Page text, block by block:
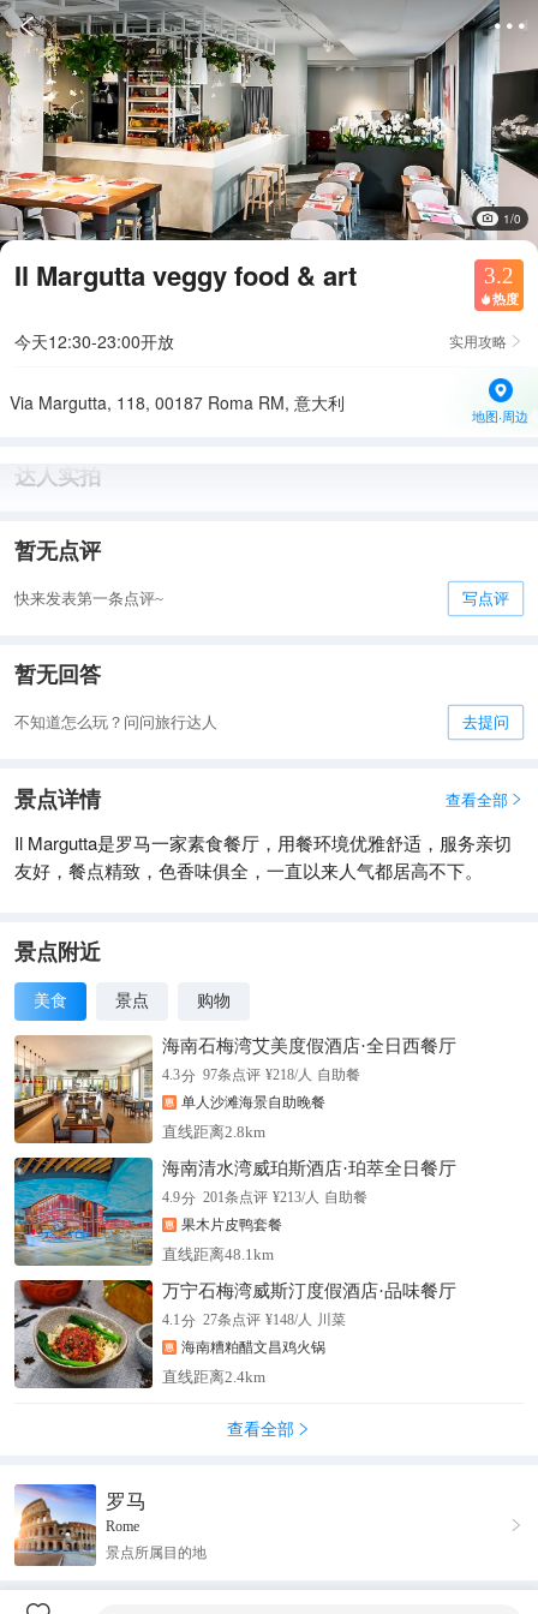
 
1/0
Il Margutta veggy food & art 3.2
 热度
今天12:30-23:00开放 实用攻略 
Via Margutta, 118, 00187 Roma RM, 意大利
地图·周边
达人实拍
暂无点评
快来发表第一条点评~ 写点评
暂无回答
不知道怎么玩？问问旅行达人 去提问
景点详情 查看全部 
Il Margutta是罗马一家素食餐厅，用餐环境优雅舒适，服务亲切
友好，餐点精致，色香味俱全，一直以来人气都居高不下。
景点附近
美食 景点 购物
海南石梅湾艾美度假酒店·全日西餐厅
4.3分 97条点评 ¥218/人 自助餐
单人沙滩海景自助晚餐
直线距离2.8km
海南清水湾威珀斯酒店·珀萃全日餐厅
4.9分 201条点评 ¥213/人 自助餐
果木片皮鸭套餐
直线距离48.1km
万宁石梅湾威斯汀度假酒店·品味餐厅
4.1分 27条点评 ¥148/人 川菜
海南糟粕醋文昌鸡火锅
直线距离2.4km
查看全部 
罗马
Rome
景点所属目的地
